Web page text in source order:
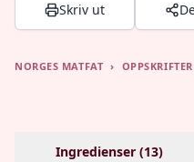
Skriv ut
NORGES MATFAT › OPPSKRIFTER
Ingredienser (13)